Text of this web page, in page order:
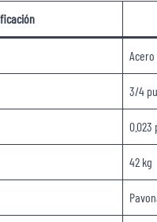
Acero
3/4
0.023
42 kg